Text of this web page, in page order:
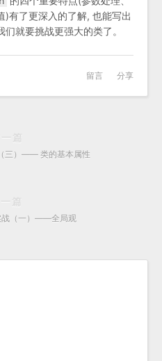
)有了更深入的了解, 也能写出
就要挑战更强大的类了。
分享
留言
一篇
三）—— 类的基本属性
篇
战（一）——全局观